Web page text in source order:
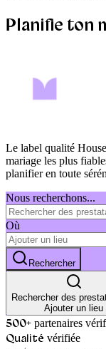
Planifie ton
Le label qualité
mariage les plus
planifier en toute
Nous recherchons...
Où
Rechercher
Rechercher des
Ajouter un lieu
500+ partenaires
Qualité vérifiée